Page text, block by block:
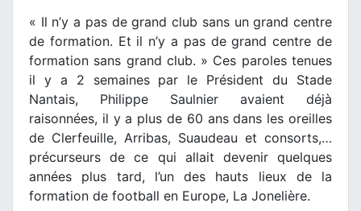
« Il n’y a pas de grand club sans un grand centre
de formation. Et il n’y a pas de grand centre de
formation sans grand club. » Ces paroles tenues
il y a 2 semaines par le Président du Stade
Nantais, Philippe Saulnier avaient déjà
raisonnées, il y a plus de 60 ans dans les oreilles
de Clerfeuille, Arribas, Suaudeau et consorts,…
précurseurs de ce qui allait devenir quelques
années plus tard, l’un des hauts lieux de la
formation de football en Europe, La Jonelière.